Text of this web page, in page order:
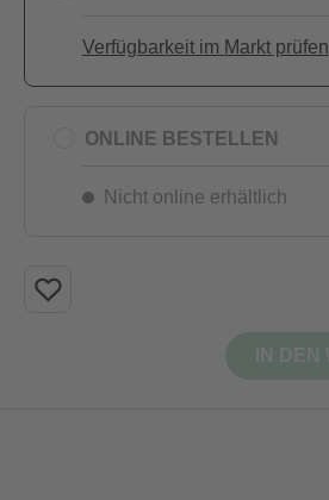
Verfügbarkeit im Markt prüfen
ONLINE BESTELLEN
Nicht online erhältlich